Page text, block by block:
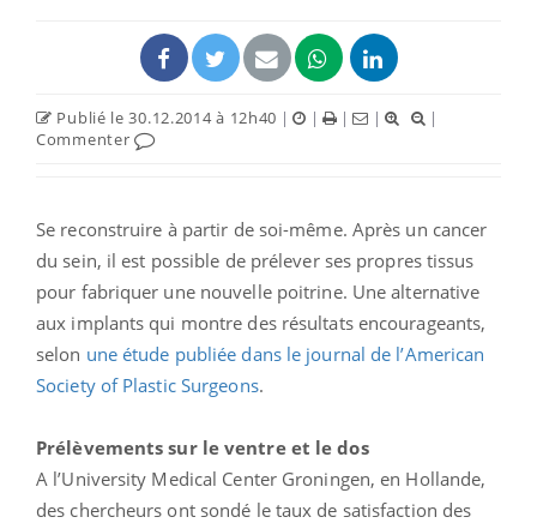
Publié le 30.12.2014 à 12h40 | | | |
|
Commenter
Se reconstruire à partir de soi-même. Après un cancer
du sein, il est possible de prélever ses propres tissus
pour fabriquer une nouvelle poitrine. Une alternative
aux implants qui montre des résultats encourageants,
selon une étude publiée dans le journal de l’American
Society of Plastic Surgeons.
Prélèvements sur le ventre et le dos
A l’University Medical Center Groningen, en Hollande,
des chercheurs ont sondé le taux de satisfaction des